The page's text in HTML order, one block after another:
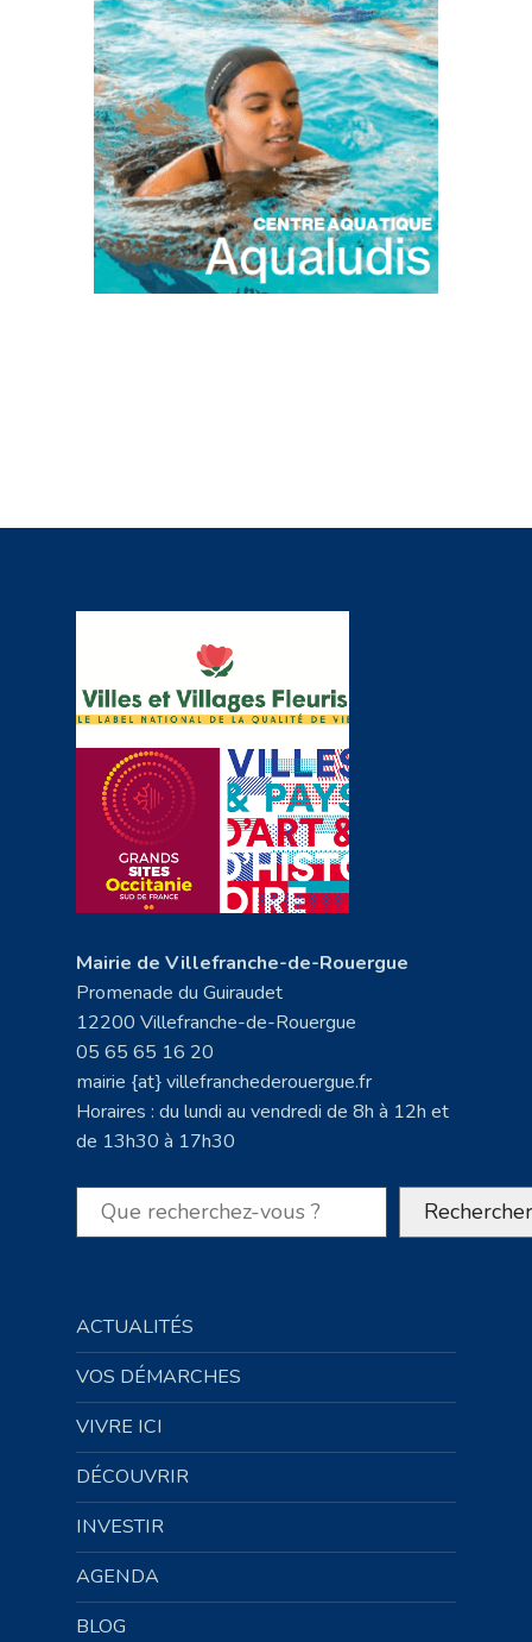
Mairie de Villefranche-de-Rouergue
Promenade du Guiraudet
12200 Villefranche-de-Rouergue
05 65 65 16 20
mairie {at} villefranchederouergue.fr
Horaires : du lundi au vendredi de 8h à 12h et
de 13h30 à 17h30
Rechercher Rechercher
ACTUALITÉS
VOS DÉMARCHES
VIVRE ICI
DÉCOUVRIR
INVESTIR
AGENDA
BLOG